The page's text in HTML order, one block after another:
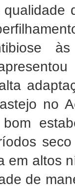
às
no
em altos
de